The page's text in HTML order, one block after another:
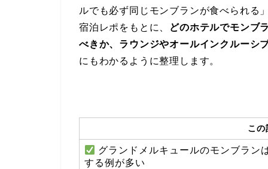
ルでも必ず同じモンブランが食べられる
宿泊レポをもとに、
どのホテルでモンブ
べきか、ラウンジやオールインクルーシ
にもわかるように整理します。
この
グランドメルキュールのモンブラン
する例が多い